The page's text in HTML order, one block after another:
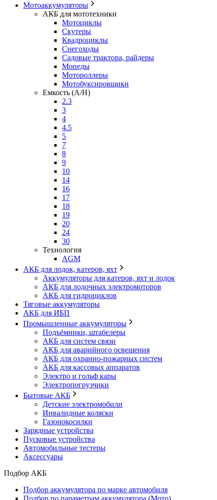
Мотоаккумуляторы
АКБ для мототехники
Мотоциклы
Скутеры
Квадроциклы
Снегоходы
Садовые трактора, райдеры
Мопеды
Мотороллеры
Мотобуксировщики
Емкость (A/H)
2.3
3
4
4.5
5
7
8
9
10
14
16
17
18
19
20
24
30
Технология
AGM
АКБ для лодок, катеров, яхт
Аккумуляторы для катеров, яхт и лодок
АКБ для лодочных электромоторов
АКБ для гидроциклов
Тяговые аккумуляторы
АКБ для ИБП
Промышленные аккумуляторы
Подъёмники, штабелеры
АКБ для систем связи
АКБ для аварийного освещения
АКБ для охранно-пожарных систем
АКБ для кассовых аппаратов
Электро и гольф кары
Электропогрузчики
Бытовые АКБ
Детские электромобили
Инвалидные коляски
Газонокосилки
Зарядные устройства
Пусковые устройства
Автомобильные тестеры
Аксессуары
Подбор АКБ
Подбор аккумулятора по марке автомобиля
Подбор по параметрам аккумулятора (Мото)